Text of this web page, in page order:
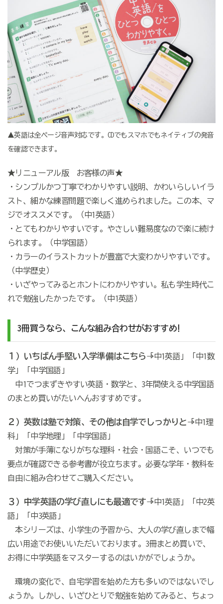
▲英語は全ページ音声対応です。CDでもスマホでもネイティブの発音
を確認できます。
★リニューアル版 お客様の声★
・シンプルかつ丁寧でわかりやすい説明、かわいらしいイラ
スト、細かな練習問題で楽しく進められました。この本、マ
ジでオススメです。（中1英語）
・とてもわかりやすいです。やさしい難易度なので楽に続け
られます。（中学国語）
・カラーのイラストカットが豊富で大変わかりやすいです。
（中学歴史）
・いざやってみるとホントにわかりやすい。私も学生時代こ
れで勉強したかったです。（中1英語）
3冊買うなら、こんな組み合わせがおすすめ!
１）いちばん手堅い入学準備はこちら→「中1英語」「中1数
学」「中学国語」
中1でつまずきやすい英語・数学と、3年間使える中学国語
のまとめ買いがたいへんおすすめです。
２）英数は塾で対策、その他は自学でしっかりと→「中1理
科」「中学地理」「中学国語」
対策が手薄になりがちな理科・社会・国語こそ、いつでも
要点が確認できる参考書が役立ちます。必要な学年・教科を
自由に組み合わせてご購入ください。
３）中学英語の学び直しにも最適です→「中1英語」「中2英
語」「中3英語」
本シリーズは、小学生の予習から、大人の学び直しまで幅
広い用途でお使いいただいております。3冊まとめ買いで、
お得に中学英語をマスターするのはいかがでしょうか。
環境の変化で、自宅学習を始めた方も多いのではないでし
ょうか。しかし、いざひとりで勉強を始めてみると、ちょっ